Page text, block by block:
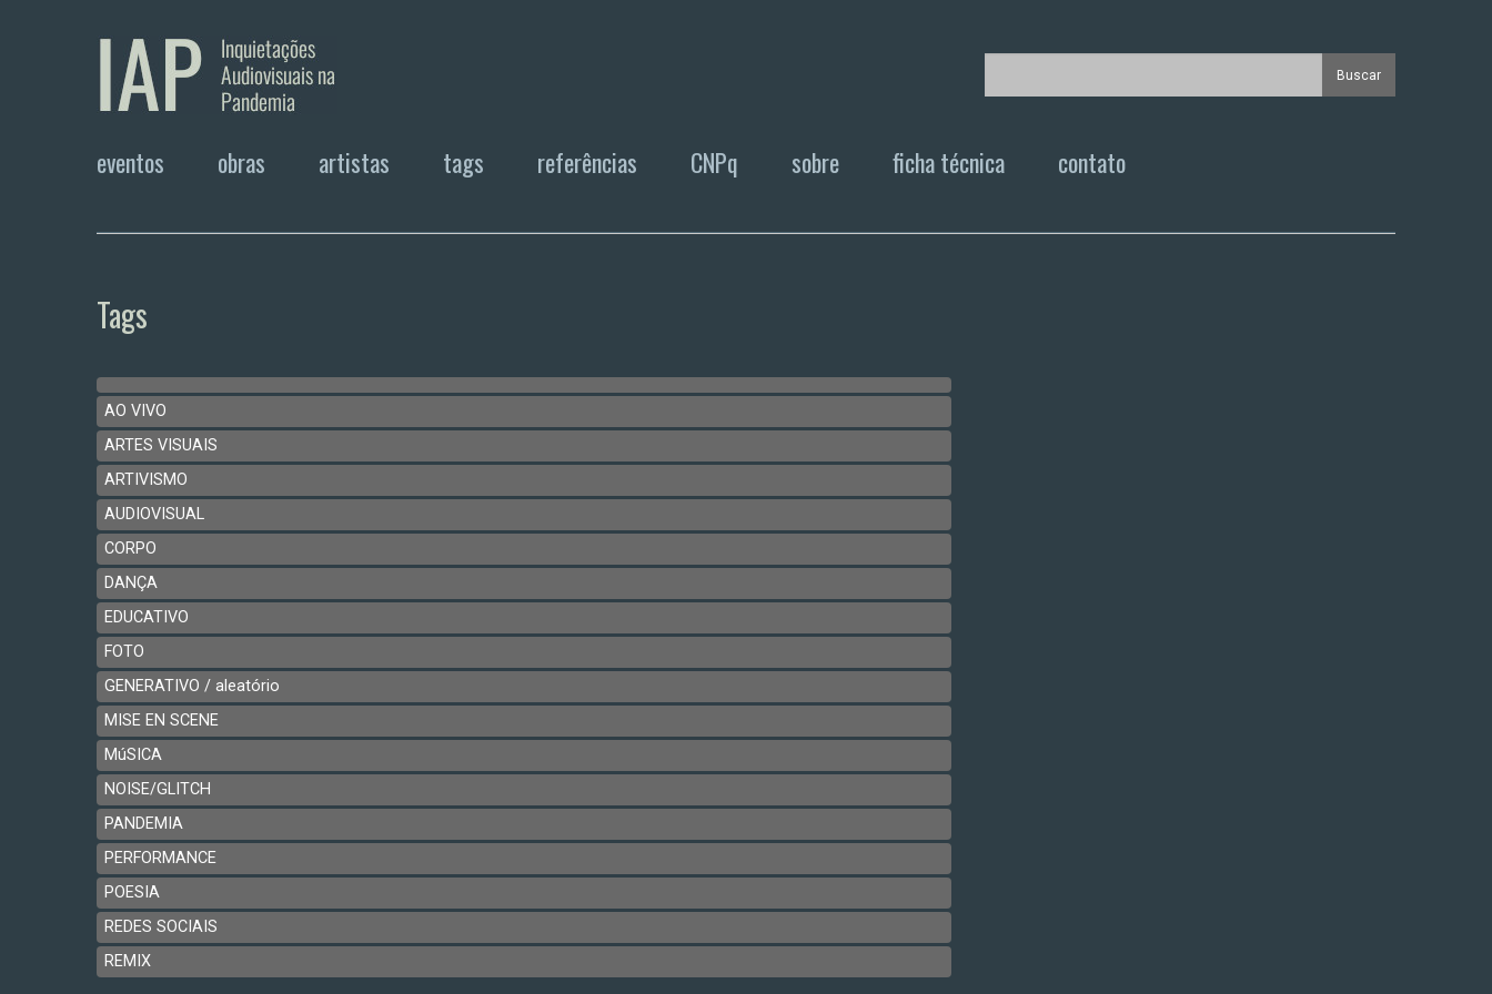
eventos obras artistas tags referências CNPq sobre ficha técnica contato
Tags
AO VIVO
ARTES VISUAIS
ARTIVISMO
AUDIOVISUAL
CORPO
DANÇA
EDUCATIVO
FOTO
GENERATIVO / aleatório
MISE EN SCENE
MúSICA
NOISE/GLITCH
PANDEMIA
PERFORMANCE
POESIA
REDES SOCIAIS
REMIX